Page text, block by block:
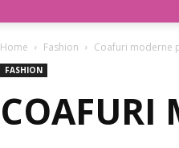
Home Fashion Coafuri moderne
FASHION
COAFURI